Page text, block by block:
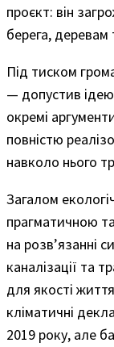
проєкт: він
берега, деревам
Під тиском
— допустив
окремі
повністю
навколо нього
Загалом
прагматичною
на розв’язанні
каналізації та
для якості
кліматичні
2019 року, але